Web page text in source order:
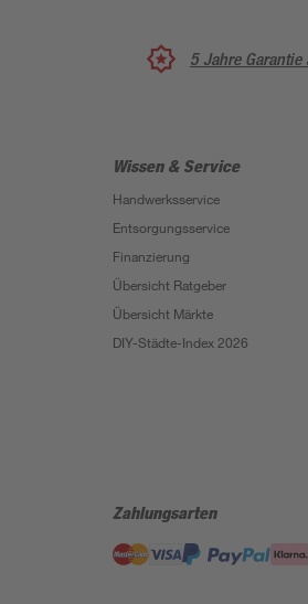
5 Jahre
Wissen & Service
Handwerksservice
Entsorgungsservice
Finanzierung
Übersicht Ratgeber
Übersicht Märkte
DIY-Städte-Index 2026
Zahlungsarten